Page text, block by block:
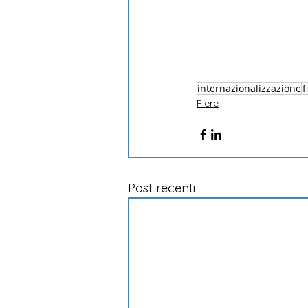
internazionalizzazione
Fiere
Post recenti